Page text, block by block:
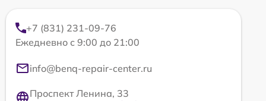
+7 (831) 231-09-76
Ежедневно с 9:00 до 21:00
info@benq-repair-center.ru
Проспект Ленина, 33